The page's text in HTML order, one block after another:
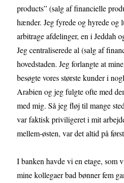
products” (salg af financielle
hænder. Jeg fyrede og hyrede og
arbitrage afdelinger, en i Jeddah
Jeg centraliserede al (salg af
hovedstaden. Jeg forlangte at
besøgte vores største kunder i
Arabien og jeg fulgte ofte med
med mig. Så jeg fløj til mange
var faktisk priviligeret i mit
mellem-østen, var det altid på
I banken havde vi en etage, som
mine kollegaer bad bønner fem